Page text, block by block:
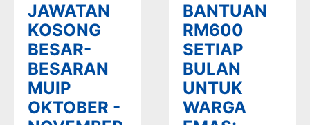
JAWATAN
KOSONG
BESAR-
BESARAN
MUIP
OKTOBER -
BANTUAN
RM600
SETIAP
BULAN
UNTUK
WARGA